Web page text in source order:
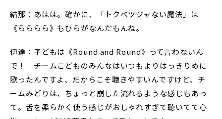
結那：あはは。確かに、「トクベツジャない魔法」は
《らららら》もひらがなんだもんね。
伊達：子どもは《Round and Round》って言わないん
で！ チームこどものみんなはいつもよりはっきりめに
歌ったんですよ、だからこそ聴きやすいんですけど、チ
ームみどりは、ちょっと崩した流れるような感じもあっ
て。舌を柔らかく使う感じがおしゃれすぎて聴いてて心